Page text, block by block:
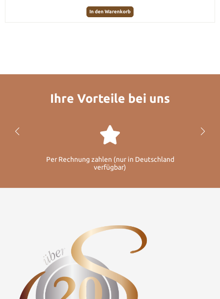
In den Warenkorb
Ihre Vorteile bei uns
Per Rechnung zahlen (nur in Deutschland
verfügbar)